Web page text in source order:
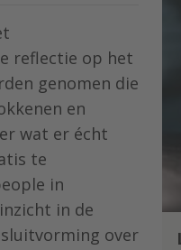
reflectie op het
genomen die
en
wat er écht
te
in
in de
over